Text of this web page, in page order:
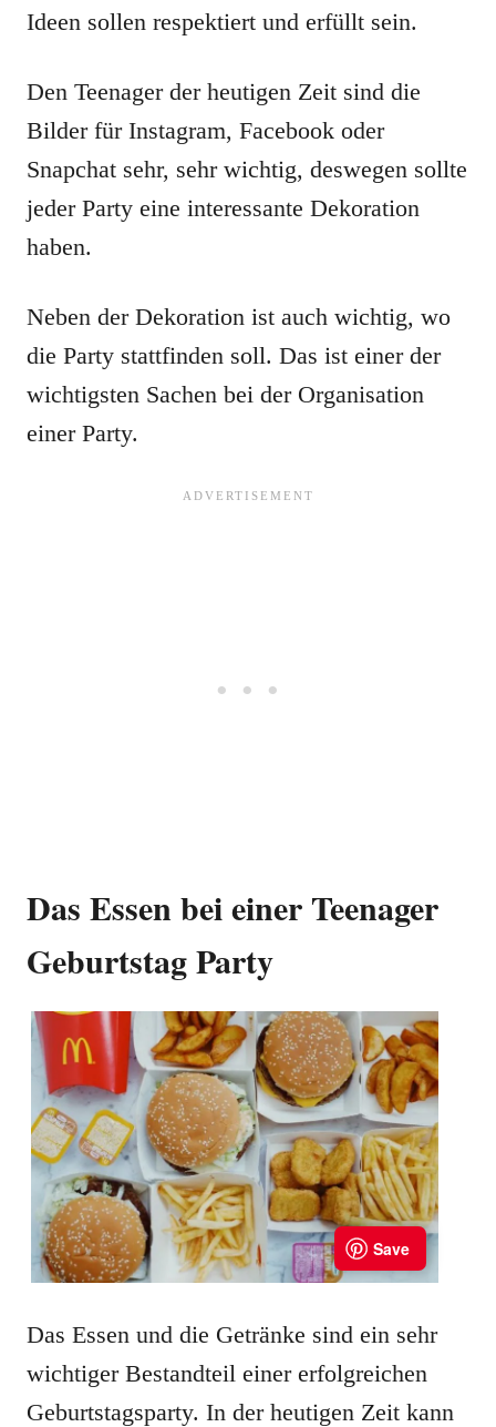
Ideen sollen respektiert und erfüllt sein.
Den Teenager der heutigen Zeit sind die
Bilder für Instagram, Facebook oder
Snapchat sehr, sehr wichtig, deswegen sollte
jeder Party eine interessante Dekoration
haben.
Neben der Dekoration ist auch wichtig, wo
die Party stattfinden soll. Das ist einer der
wichtigsten Sachen bei der Organisation
einer Party.
Das Essen bei einer Teenager
Geburtstag Party
Das Essen und die Getränke sind ein sehr
wichtiger Bestandteil einer erfolgreichen
Geburtstagsparty. In der heutigen Zeit kann